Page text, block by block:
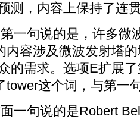
测，内容上保持了连
句说的是，许多微
内容涉及微波发射塔
的需求。选项E扩展
tower这个词，与第一
句说的是Robert